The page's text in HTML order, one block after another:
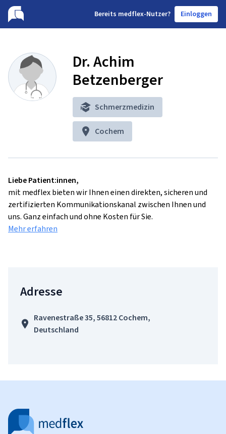
Bereits medflex-Nutzer? Einloggen
Dr. Achim
Betzenberger
Schmerzmedizin
Cochem
Liebe Patient:innen,
mit medflex bieten wir Ihnen einen direkten, sicheren und
zertifizierten Kommunikationskanal zwischen Ihnen und
uns. Ganz einfach und ohne Kosten für Sie.
Mehr erfahren
Adresse
Ravenestraße 35, 56812 Cochem,
Deutschland